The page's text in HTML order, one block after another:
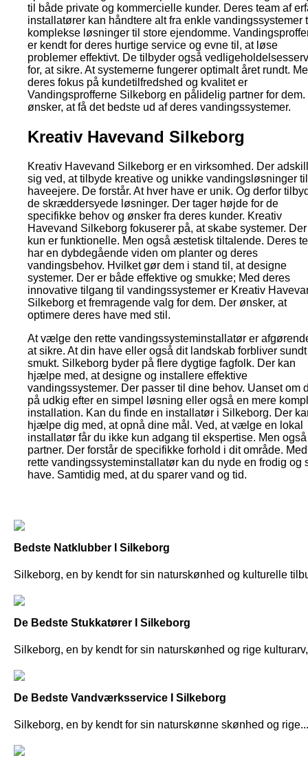
til både private og kommercielle kunder. Deres team af
installatører kan håndtere alt fra enkle vandingssystemer
komplekse løsninger til store ejendomme.
er kendt for deres hurtige service og evne til, at løse
problemer effektivt. De tilbyder også
for, at sikre. At systemerne fungerer optimalt året rundt.
deres fokus på kundetilfredshed og kvalitet er
Vandingsprofferne Silkeborg en pålidelig partner for dem.
ønsker, at få det bedste ud af deres vandingssystemer.
Kreativ Havevand Silkeborg
Kreativ Havevand Silkeborg er en virksomhed. Der
sig ved, at tilbyde kreative og unikke vandingsløsninger til
haveejere. De forstår. At hver have er unik. Og derfor
de skræddersyede løsninger. Der tager højde for de
specifikke behov og ønsker fra deres kunder. Kreativ
Havevand Silkeborg fokuserer på, at skabe systemer.
kun er funktionelle. Men også æstetisk tiltalende. Deres
har en dybdegående viden om planter og deres
vandingsbehov. Hvilket gør dem i stand til, at designe
systemer. Der er både effektive og smukke; Med deres
innovative tilgang til vandingssystemer er Kreativ
Silkeborg et fremragende valg for dem. Der ønsker, at
optimere deres have med stil.
At vælge den rette vandingssysteminstallatør er
at sikre. At din have eller også dit landskab forbliver
smukt. Silkeborg byder på flere dygtige fagfolk. Der kan
hjælpe med, at designe og installere effektive
vandingssystemer. Der passer til dine behov. Uanset om
på udkig efter en simpel løsning eller også en mere
installation. Kan du finde en installatør i Silkeborg. Der
hjælpe dig med, at opnå dine mål. Ved, at vælge en lokal
installatør får du ikke kun adgang til ekspertise. Men
partner. Der forstår de specifikke forhold i dit område.
rette vandingssysteminstallatør kan du nyde en frodig og
have. Samtidig med, at du sparer vand og tid.
Bedste Natklubber I Silkeborg
Silkeborg, en by kendt for sin naturskønhed og kulturelle
De Bedste Stukkatører I Silkeborg
Silkeborg, en by kendt for sin naturskønhed og rige
De Bedste Vandværksservice I Silkeborg
Silkeborg, en by kendt for sin naturskønne skønhed og rige...